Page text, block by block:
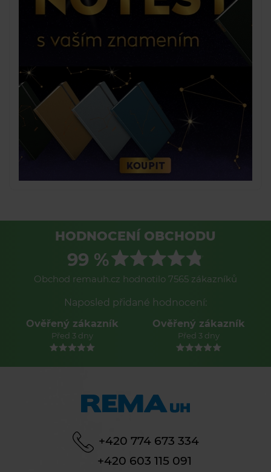
HODNOCENÍ OBCHODU
99 %
Obchod remauh.cz hodnotilo 7565 zákazníků
Naposled přidané hodnocení:
Ověřený zákazník
Před 3 dny
Ověřený zákazník
Před 3 dny
+420 774 673 334
+420 603 115 091